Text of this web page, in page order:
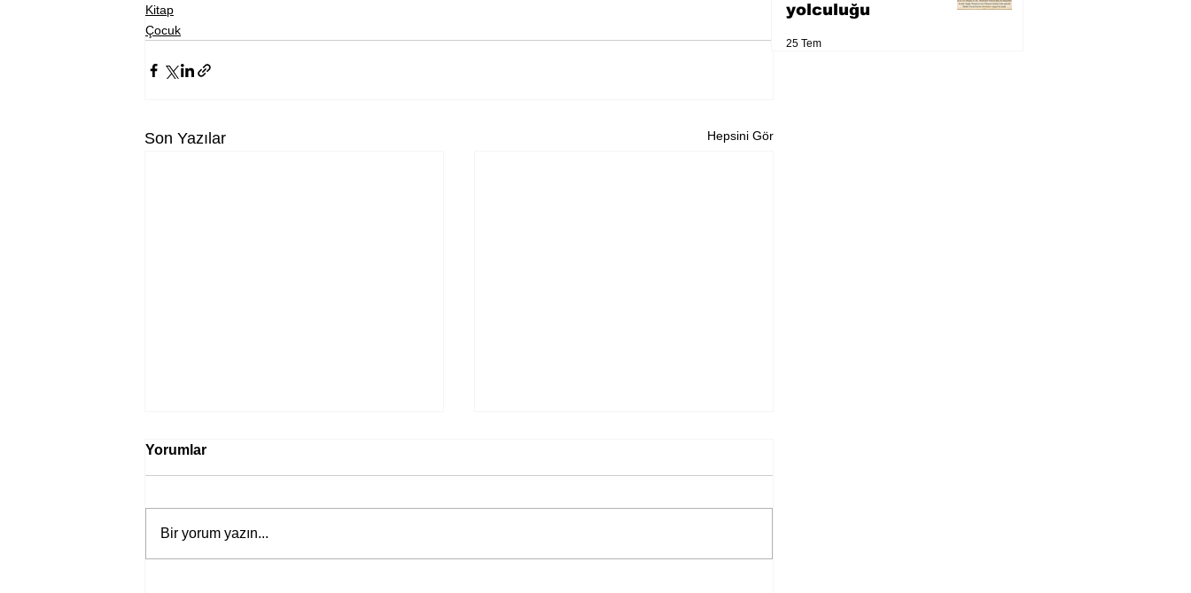
Kitap
Çocuk
Son Yazılar Hepsini Gör
Yorumlar
Bir yorum yazın...
yolculuğu
25 Tem